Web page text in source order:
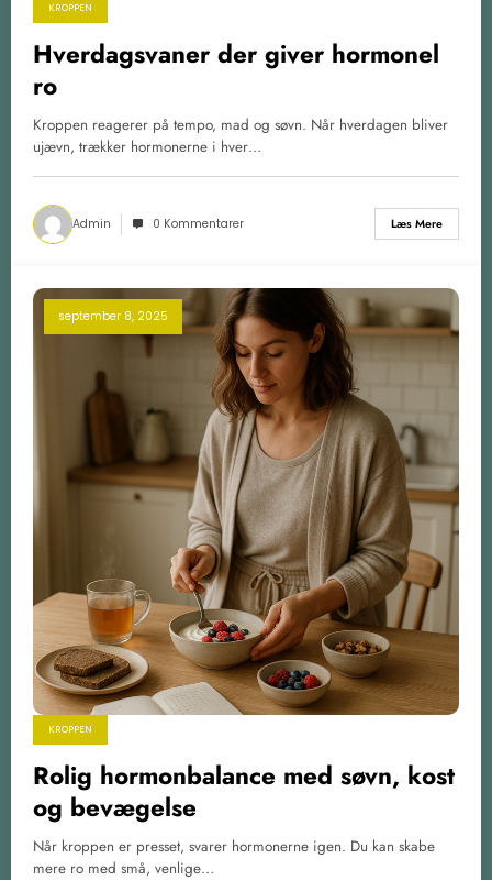
KROPPEN
Hverdagsvaner der giver hormonel
ro
Kroppen reagerer på tempo, mad og søvn. Når hverdagen bliver
ujævn, trækker hormonerne i hver…
Admin 0 Kommentarer Læs Mere
september 8, 2025
KROPPEN
Rolig hormonbalance med søvn, kost
og bevægelse
Når kroppen er presset, svarer hormonerne igen. Du kan skabe
mere ro med små, venlige…